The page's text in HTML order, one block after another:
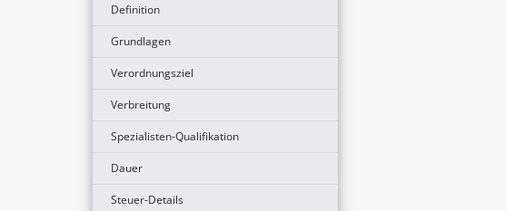
Definition
Grundlagen
Verordnungsziel
Verbreitung
Spezialisten-Qualifikation
Dauer
Steuer-Details